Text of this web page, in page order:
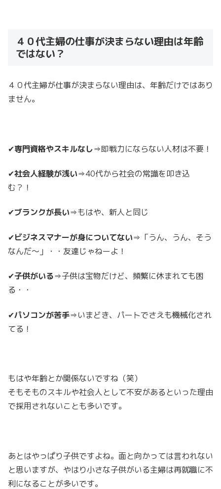
４０代主婦の仕事が決まらない理由は年齢
ではない？
４０代主婦が仕事が決まらない理由は、年齢だけではあり
ません。
✔専門資格やスキルなし⇒即戦力にならない人材は不要！
✔社会人経験が浅い⇒40代から社会の常識を叩き込
む？！
✔ブランクが長い⇒もはや、新人と同じ
✔ビジネスマナーが身についてない⇒「うん、うん、そう
なんだ～」・・友達じゃねーよ！
✔子供がいる⇒子供は宝物だけど、頻繁に休まれても困
る・・
✔パソコンが苦手⇒いまどき、パートでさえも機械化され
てる！
もはや年齢とか関係ないですね（笑）
そもそものスキルや社会人として不安があるといった理由
で採用されないことも多いです。
あとはやっぱり子供ですよね。面と向かっては言われない
と思いますが、やはり小さな子供がいる主婦は再就職に不
利になることが多いです。